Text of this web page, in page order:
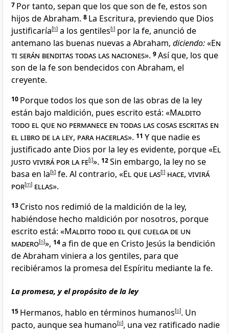
7 Por tanto, sepan que los que son de fe, estos son
hijos de Abraham. 8 La Escritura, previendo que Dios
justificaría[h] a los gentiles[i] por la fe, anunció de
antemano las buenas nuevas a Abraham, diciendo:«En
ti serán benditas todas las naciones». 9Así que, los que
son de la fe son bendecidos con Abraham, el
creyente.
10 Porque todos los que son de las obras de la ley
están bajo maldición, pues escrito está: «Maldito
todo el que no permanece en todas las cosas escritas en
el libro de la ley, para hacerlas». 11 Y que nadie es
justificado ante Dios por la leyes evidente, porque «El
justo vivirá por la fe[j]». 12Sin embargo, la ley no se
basa en la[k] fe. Al contrario, «El que las[l] hace, vivirá
por[m] ellas».
13 Cristo nos redimió de la maldición de la ley,
habiéndose hecho maldición por nosotros, porque
escrito está: «Maldito todo el que cuelga de un
madero[n]», 14a fin de que en Cristo Jesús la bendición
de Abraham viniera a los gentiles, para que
recibiéramos la promesa del Espíritu mediante la fe.
La promesa, y el propósito de la ley
15 Hermanos, hablo en términos humanos[o]. Un
pacto, aunque sea humano[p], una vez ratificado nadie